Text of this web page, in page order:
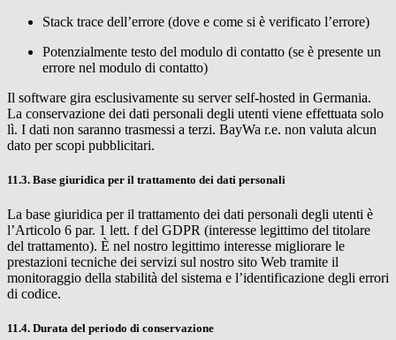
Stack trace dell’errore (dove e come si è verificato l’errore)
Potenzialmente testo del modulo di contatto (se è presente un
errore nel modulo di contatto)
Il software gira esclusivamente su server self-hosted in Germania.
La conservazione dei dati personali degli utenti viene effettuata solo
lì. I dati non saranno trasmessi a terzi. BayWa r.e. non valuta alcun
dato per scopi pubblicitari.
11.3. Base giuridica per il trattamento dei dati personali
La base giuridica per il trattamento dei dati personali degli utenti è
l’Articolo 6 par. 1 lett. f del GDPR (interesse legittimo del titolare
del trattamento). È nel nostro legittimo interesse migliorare le
prestazioni tecniche dei servizi sul nostro sito Web tramite il
monitoraggio della stabilità del sistema e l’identificazione degli errori
di codice.
11.4. Durata del periodo di conservazione